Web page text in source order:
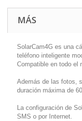
MÁS
SolarCam4G es una
teléfono inteligente
Compatible en todo el
Además de las fotos,
duración máxima de
La configuración de
SMS o por Internet.